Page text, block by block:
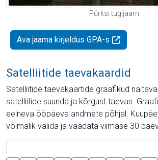
Pürksi tugijaam
Ava jaama kirjeldus GPA-s
Satelliitide taevakaardid
Satelliitide taevakaartide graafikud
satelliitide suunda ja kõrgust taevas.
eelneva ööpäeva andmete põhjal.
võimalik valida ja vaadata viimase 30